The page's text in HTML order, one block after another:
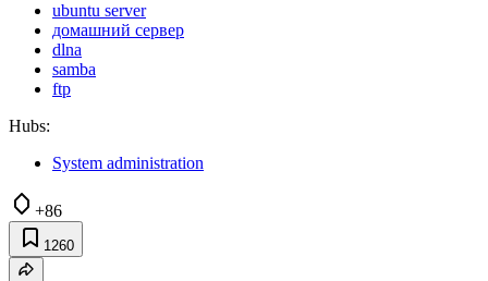
ubuntu server
домашний сервер
dlna
samba
ftp
Hubs:
System administration
+86
1260